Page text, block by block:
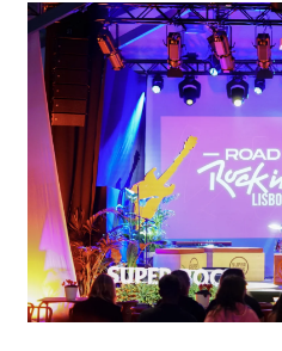
Telefone
Motivo
Mensagem